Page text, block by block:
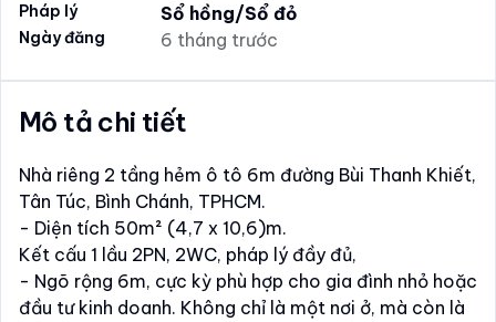
Pháp lý
Sổ hồng/Sổ đỏ
Ngày đăng 6 tháng trước
Mô tả chi tiết
Nhà riêng 2 tầng hẻm ô tô 6m đường Bùi Thanh Khiết,
Tân Túc, Bình Chánh, TPHCM.
- Diện tích 50m² (4,7 x 10,6)m.
Kết cấu 1 lầu 2PN, 2WC, pháp lý đầy đủ,
- Ngõ rộng 6m, cực kỳ phù hợp cho gia đình nhỏ hoặc
đầu tư kinh doanh. Không chỉ là một nơi ở, mà còn là